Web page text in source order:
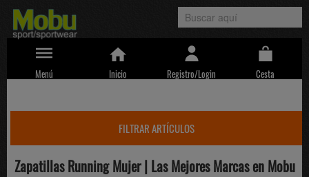
Menú Inicio Registro/Login Cesta
FILTRAR ARTÍCULOS
Zapatillas Running Mujer | Las Mejores Marcas en Mobu